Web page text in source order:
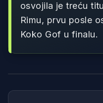
osvojila je treću
Rimu, prvu posle
Koko Gof u finalu.